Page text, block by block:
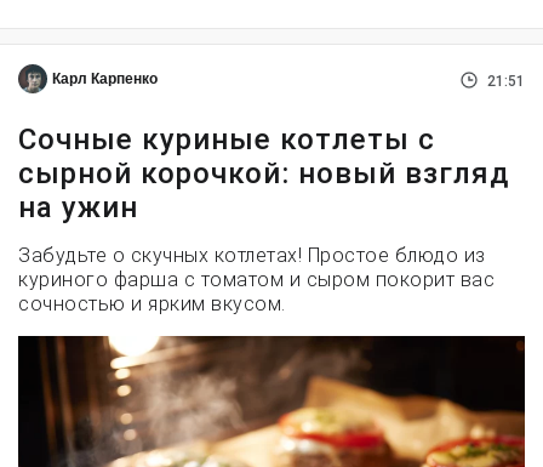
Карл Карпенко 21:51
Сочные куриные котлеты с
сырной корочкой: новый взгляд
на ужин
Забудьте о скучных котлетах! Простое блюдо из
куриного фарша с томатом и сыром покорит вас
сочностью и ярким вкусом.